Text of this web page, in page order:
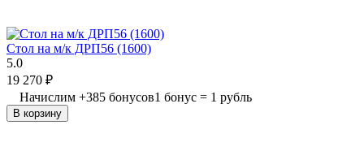
Стол на м/к ДРП56 (1600)
5.0
19 270 ₽
Начислим +385 бонусов1 бонус = 1 рубль
В корзину